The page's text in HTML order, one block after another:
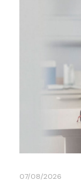
07/08/2026